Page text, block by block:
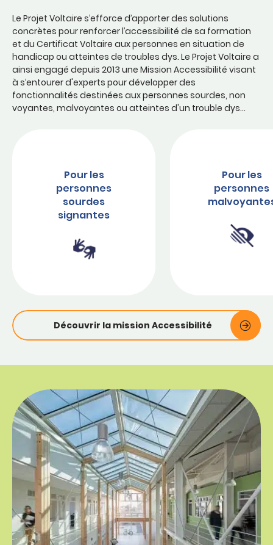
Le Projet Voltaire s’efforce d’apporter des solutions
concrètes pour renforcer l’accessibilité de sa formation
et du Certificat Voltaire aux personnes en situation de
handicap ou atteintes de troubles dys. Le Projet Voltaire a
ainsi engagé depuis 2013 une Mission Accessibilité visant
à s’entourer d'experts pour développer des
fonctionnalités destinées aux personnes sourdes, non
voyantes, malvoyantes ou atteintes d'un trouble dys…
Pour les
personnes
sourdes
signantes
Pour les
personnes
Découvrir la mission Accessibilité